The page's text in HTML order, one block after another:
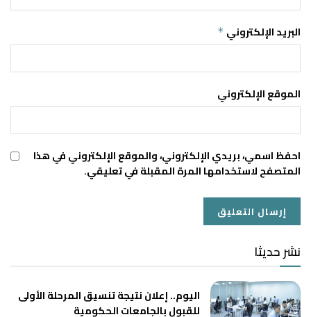
البريد الإلكتروني *
الموقع الإلكتروني
احفظ اسمي، بريدي الإلكتروني، والموقع الإلكتروني في هذا
المتصفح لاستخدامها المرة المقبلة في تعليقي.
نشر حديثا
اليوم.. إعلان نتيجة تنسيق المرحلة الأولى
للقبول بالجامعات الحكومية